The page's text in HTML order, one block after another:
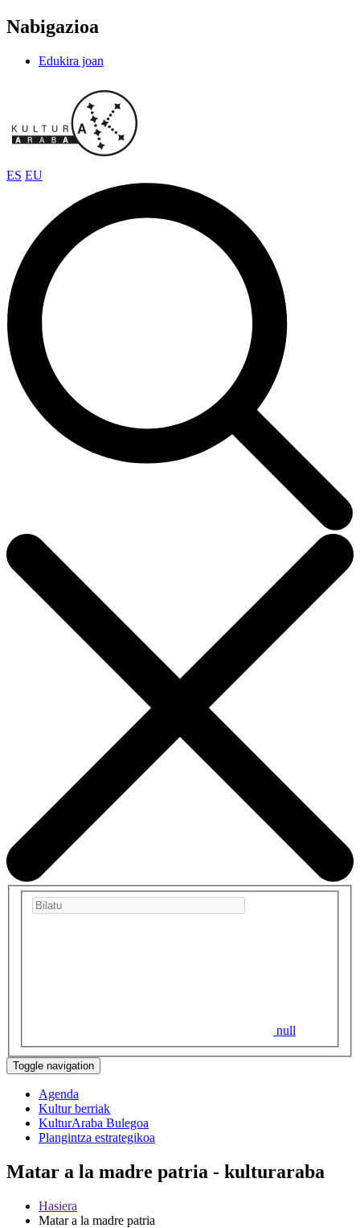
Nabigazioa
Edukira joan
ES EU
null
Toggle navigation
Agenda
Kultur berriak
KulturAraba Bulegoa
Plangintza estrategikoa
Matar a la madre patria - kulturaraba
Hasiera
Matar a la madre patria